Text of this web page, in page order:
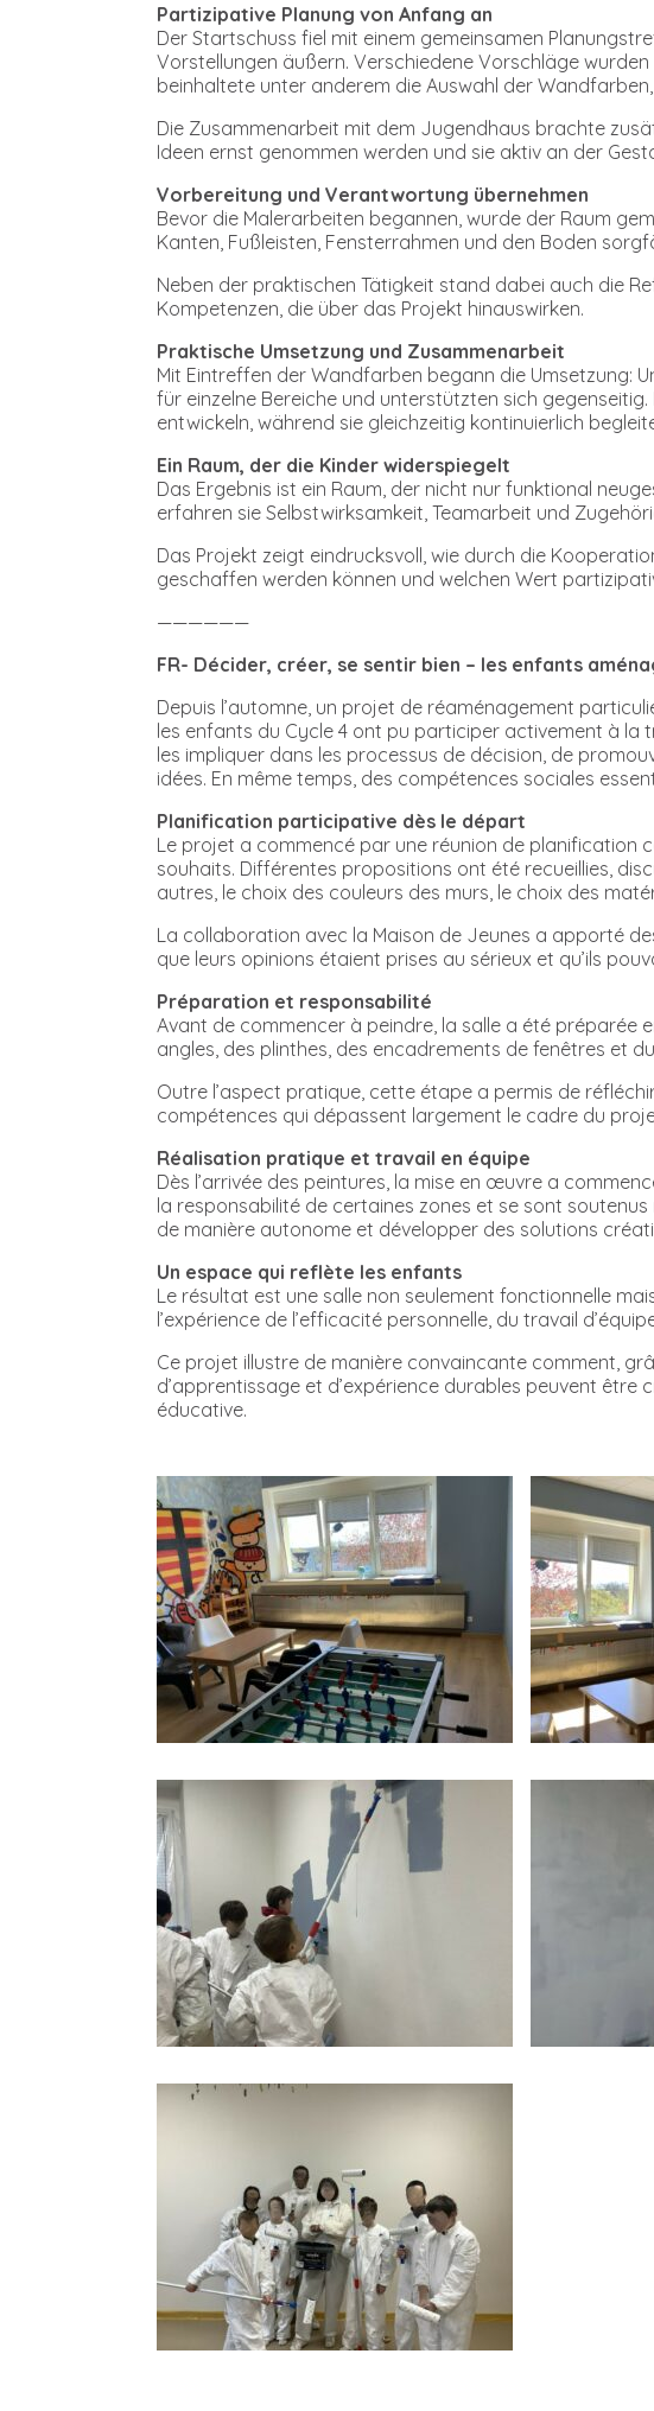
Partizipative Planung von Anfang an
Der Startschuss fiel mit einem gemeinsamen
Vorstellungen äußern. Verschiedene Vorschläge
beinhaltete unter anderem die Auswahl der
Die Zusammenarbeit mit dem Jugendhaus brachte
Ideen ernst genommen werden und sie aktiv an der
Vorbereitung und Verantwortung übernehmen
Bevor die Malerarbeiten begannen, wurde der Raum
Kanten, Fußleisten, Fensterrahmen und den Boden
Neben der praktischen Tätigkeit stand dabei auch die
Kompetenzen, die über das Projekt hinauswirken.
Praktische Umsetzung und Zusammenarbeit
Mit Eintreffen der Wandfarben begann die Umsetzung:
für einzelne Bereiche und unterstützten sich
entwickeln, während sie gleichzeitig kontinuierlich
Ein Raum, der die Kinder widerspiegelt
Das Ergebnis ist ein Raum, der nicht nur funktional
erfahren sie Selbstwirksamkeit, Teamarbeit und
Das Projekt zeigt eindrucksvoll, wie durch die
geschaffen werden können und welchen Wert
——————
FR- Décider, créer, se sentir bien – les enfants
Depuis l’automne, un projet de réaménagement
les enfants du Cycle 4 ont pu participer activement à la
les impliquer dans les processus de décision, de
idées. En même temps, des compétences sociales
Planification participative dès le départ
Le projet a commencé par une réunion de planification
souhaits. Différentes propositions ont été recueillies,
autres, le choix des couleurs des murs, le choix des
La collaboration avec la Maison de Jeunes a apporté
que leurs opinions étaient prises au sérieux et qu’ils
Préparation et responsabilité
Avant de commencer à peindre, la salle a été préparée
angles, des plinthes, des encadrements de fenêtres et
Outre l’aspect pratique, cette étape a permis de
compétences qui dépassent largement le cadre du
Réalisation pratique et travail en équipe
Dès l’arrivée des peintures, la mise en œuvre a
la responsabilité de certaines zones et se sont
de manière autonome et développer des solutions
Un espace qui reflète les enfants
Le résultat est une salle non seulement fonctionnelle
l’expérience de l’efficacité personnelle, du travail
Ce projet illustre de manière convaincante comment,
d’apprentissage et d’expérience durables peuvent
éducative.